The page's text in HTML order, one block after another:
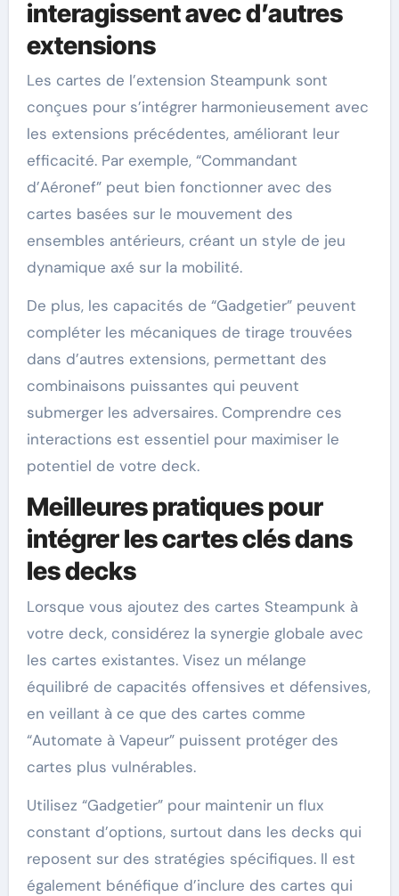
interagissent avec d’autres
extensions
Les cartes de l’extension Steampunk sont
conçues pour s’intégrer harmonieusement avec
les extensions précédentes, améliorant leur
efficacité. Par exemple, “Commandant
d’Aéronef” peut bien fonctionner avec des
cartes basées sur le mouvement des
ensembles antérieurs, créant un style de jeu
dynamique axé sur la mobilité.
De plus, les capacités de “Gadgetier” peuvent
compléter les mécaniques de tirage trouvées
dans d’autres extensions, permettant des
combinaisons puissantes qui peuvent
submerger les adversaires. Comprendre ces
interactions est essentiel pour maximiser le
potentiel de votre deck.
Meilleures pratiques pour
intégrer les cartes clés dans
les decks
Lorsque vous ajoutez des cartes Steampunk à
votre deck, considérez la synergie globale avec
les cartes existantes. Visez un mélange
équilibré de capacités offensives et défensives,
en veillant à ce que des cartes comme
“Automate à Vapeur” puissent protéger des
cartes plus vulnérables.
Utilisez “Gadgetier” pour maintenir un flux
constant d’options, surtout dans les decks qui
reposent sur des stratégies spécifiques. Il est
également bénéfique d’inclure des cartes qui